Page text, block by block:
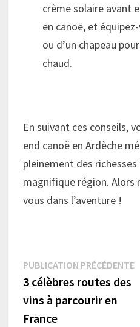
crème solaire avant
en canoë, et
ou d’un chapeau
chaud.
En suivant ces conseils,
end canoë en Ardèche
pleinement des
magnifique région. Alors
vous dans l’aventure !
Navigation
de
l’article
PUBLICATION PRÉCÉDENTE
3 célèbres routes des
vins à parcourir en
France